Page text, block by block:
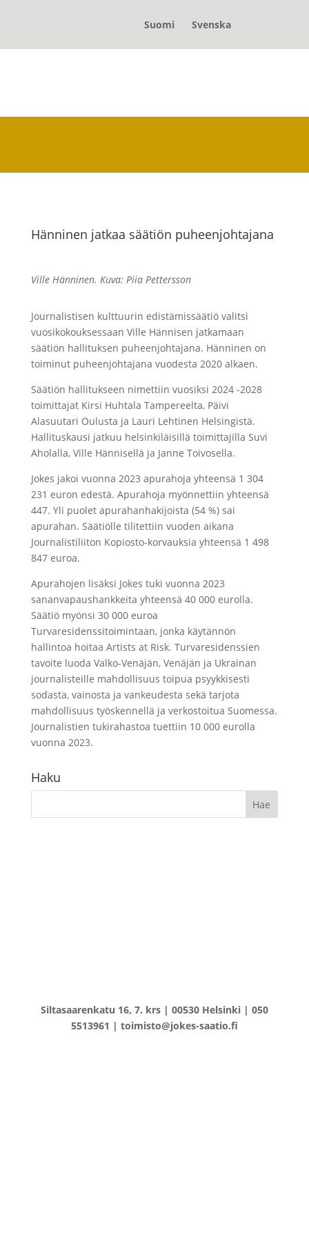
Suomi Svenska
Hänninen jatkaa säätiön puheenjohtajana
Ville Hänninen. Kuva: Piia Pettersson
Journalistisen kulttuurin edistämissäätiö valitsi
vuosikokouksessaan Ville Hännisen jatkamaan
säätiön hallituksen puheenjohtajana. Hänninen on
toiminut puheenjohtajana vuodesta 2020 alkaen.
Säätiön hallitukseen nimettiin vuosiksi 2024 -2028
toimittajat Kirsi Huhtala Tampereelta, Päivi
Alasuutari Oulusta ja Lauri Lehtinen Helsingistä.
Hallituskausi jatkuu helsinkiläisillä toimittajilla Suvi
Aholalla, Ville Hännisellä ja Janne Toivosella.
Jokes jakoi vuonna 2023 apurahoja yhteensä 1 304
231 euron edestä. Apurahoja myönnettiin yhteensä
447. Yli puolet apurahanhakijoista (54 %) sai
apurahan. Säätiölle tilitettiin vuoden aikana
Journalistiliiton Kopiosto-korvauksia yhteensä 1 498
847 euroa.
Apurahojen lisäksi Jokes tuki vuonna 2023
sananvapaushankkeita yhteensä 40 000 eurolla.
Säätiö myönsi 30 000 euroa
Turvaresidenssitoimintaan, jonka käytännön
hallintoa hoitaa Artists at Risk. Turvaresidenssien
tavoite luoda Valko-Venäjän, Venäjän ja Ukrainan
journalisteille mahdollisuus toipua psyykkisesti
sodasta, vainosta ja vankeudesta sekä tarjota
mahdollisuus työskennellä ja verkostoitua Suomessa.
Journalistien tukirahastoa tuettiin 10 000 eurolla
vuonna 2023.
Haku
Siltasaarenkatu 16, 7. krs | 00530 Helsinki | 050
5513961 | toimisto@jokes-saatio.fi